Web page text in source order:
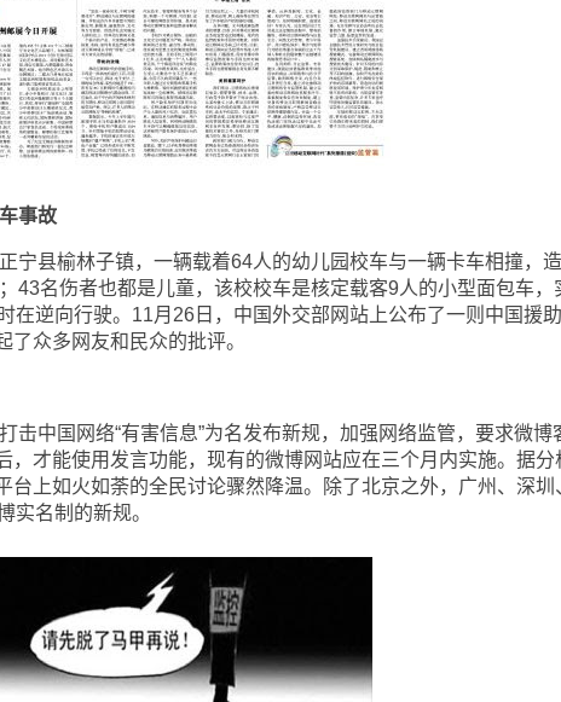
事故
县榆林子镇，一辆载着64人的幼儿园校车与一辆卡车相撞，
43名伤者也都是儿童，该校校车是核定载客9人的小型面包车，
在逆向行驶。11月26日，中国外交部网站上公布了一则中国援
众多网友和民众的批评。
中国网络“有害信息”为名发布新规，加强网络监管，要求微博
，才能使用发言功能，现有的微博网站应在三个月内实施。据分
台上如火如荼的全民讨论骤然降温。除了北京之外，广州、深圳
实名制的新规。